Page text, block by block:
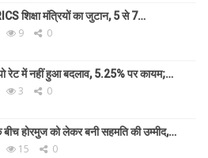
शिक्षा मंत्रियों का जुटान, 5 से 7…
9 0
रेट में नहीं हुआ बदलाव, 5.25% पर कायम;…
3 0
होरमुज को लेकर बनी सहमति की उम्मीद,…
15 0